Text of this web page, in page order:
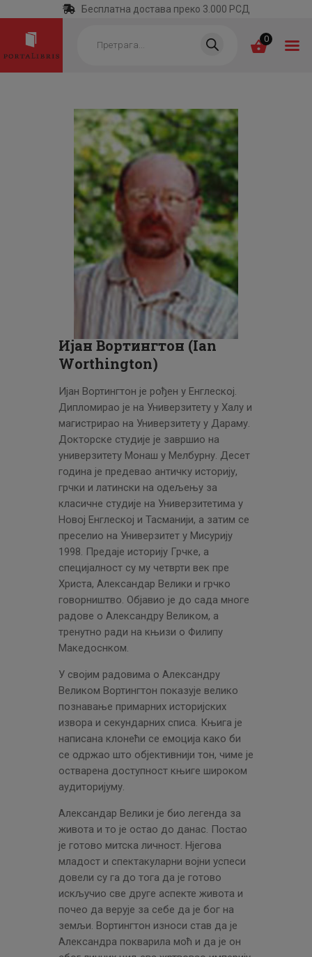
Бесплатна достава преко 3.000 РСД
search 0
ПОЧЕТНА
КАТЕГОРИЈЕ
НАЈПРОДАВАНИЈЕ
НОВЕ КЊИГЕ
ОТРГНУТО ОД
ЗАБОРАВА
АУТОРИ
АКТУЕЛНОСТИ
ЦЕНОВНИК
ПИСМО
Ијан Вортингтон (Ian
Worthington)
Ијан Вортингтон је рођен у Енглеској.
Дипломирао је на Универзитету у Халу и
магистрирао на Универзитету у Дараму.
Докторске студије је завршио на
универзитету Монаш у Мелбурну. Десет
година је предевао античку историју,
грчки и латински на одељењу за
класичне студије на Универзитетима у
Новој Енглеској и Тасманији, а затим се
преселио на Универзитет у Мисурију
1998. Предаје историју Грчке, а
специјалност су му четврти век пре
Христа, Александар Велики и грчко
говорништво. Објавио је до сада многе
радове о Александру Великом, а
тренутно ради на књизи о Филипу
Македоснком.
У својим радовима о Александру
Великом Вортингтон показује велико
познавање примарних историјских
извора и секундарних списа. Књига је
написана клонећи се емоција како би
се одржао што објективнији тон, чиме је
остварена доступност књиге широком
аудиторијуму.
Александар Велики је био легенда за
живота и то је остао до данас. Постао
је готово митска личност. Нјегова
младост и спектакуларни војни успеси
довели су га до тога да је готово
искључио све друге аспекте живота и
почео да верује за себе да је бог на
земљи. Вортингтон износи став да је
Александра покварила моћ и да је он